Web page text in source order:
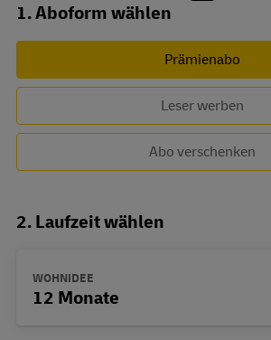
Abo
1. Aboform wählen
Prämienabo
Leser werben
Abo verschenken
2. Laufzeit wählen
WOHNIDEE
12 Monate